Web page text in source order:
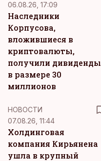
06.08.26, 17:09
Наследники
Корпусова,
вложившиеся в
криптовалюты,
получили дивиденды
в размере 30
миллионов
НОВОСТИ
07.08.26, 11:44
Холдинговая
компания Кирьянена
ушла в крупный